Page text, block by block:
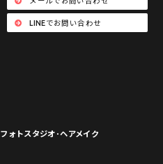
LINEでお問い合わせ
フォトスタジオ･ヘアメイク